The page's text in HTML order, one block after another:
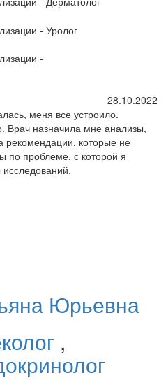
- Уролог
-
28.10.2022
меня все устроило.
Врач назначила мне анализы,
рекомендации, которые не
по проблеме, с которой я
Юрьевна
,